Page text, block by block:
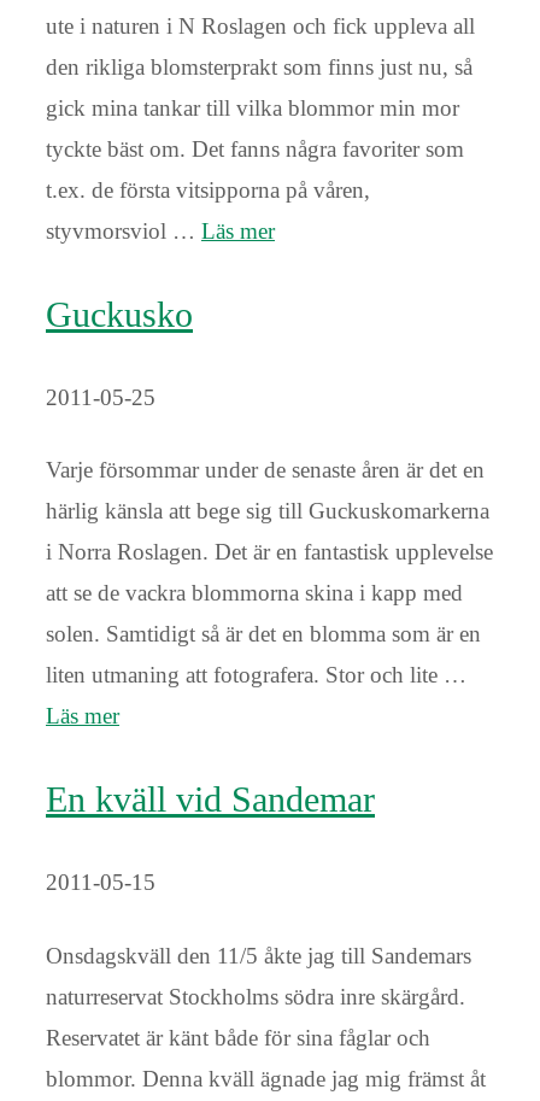
ute i naturen i N Roslagen och fick uppleva all
den rikliga blomsterprakt som finns just nu, så
gick mina tankar till vilka blommor min mor
tyckte bäst om. Det fanns några favoriter som
t.ex. de första vitsipporna på våren,
styvmorsviol … Läs mer
Guckusko
2011-05-25
Varje försommar under de senaste åren är det en
härlig känsla att bege sig till Guckuskomarkerna
i Norra Roslagen. Det är en fantastisk upplevelse
att se de vackra blommorna skina i kapp med
solen. Samtidigt så är det en blomma som är en
liten utmaning att fotografera. Stor och lite …
Läs mer
En kväll vid Sandemar
2011-05-15
Onsdagskväll den 11/5 åkte jag till Sandemars
naturreservat Stockholms södra inre skärgård.
Reservatet är känt både för sina fåglar och
blommor. Denna kväll ägnade jag mig främst åt